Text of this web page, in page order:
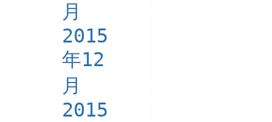
月
2015
年12
月
2015